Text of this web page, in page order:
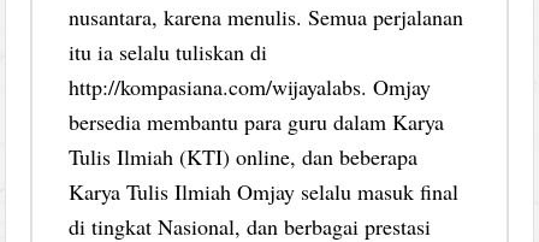
nusantara, karena menulis. Semua perjalanan
itu ia selalu tuliskan di
http://kompasiana.com/wijayalabs. Omjay
bersedia membantu para guru dalam Karya
Tulis Ilmiah (KTI) online, dan beberapa
Karya Tulis Ilmiah Omjay selalu masuk final
di tingkat Nasional, dan berbagai prestasi